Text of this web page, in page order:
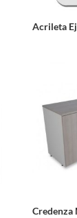
Acrileta
Credenza